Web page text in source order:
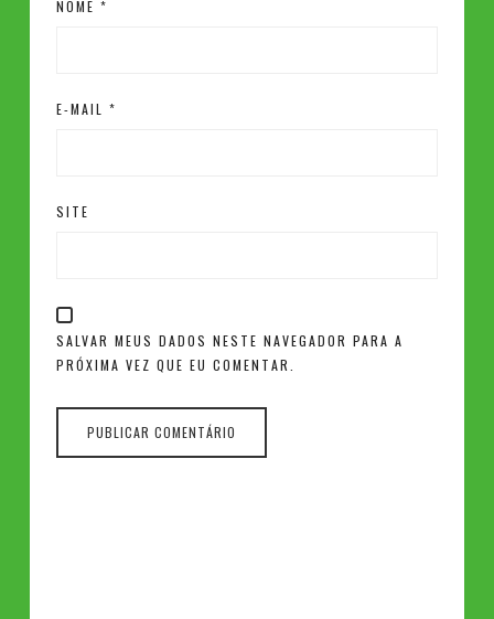
NOME *
E-MAIL *
SITE
SALVAR MEUS DADOS NESTE NAVEGADOR PARA A
PRÓXIMA VEZ QUE EU COMENTAR.